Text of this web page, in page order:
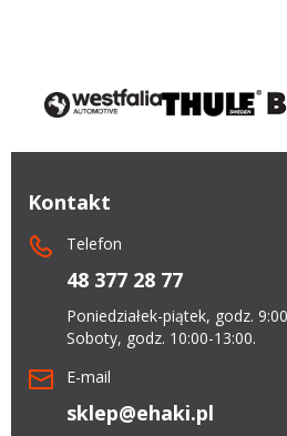
Kontakt
Telefon
48 377 28 77
Poniedziałek-piątek, godz.
Soboty, godz. 10:00-13:00.
E-mail
sklep@ehaki.pl